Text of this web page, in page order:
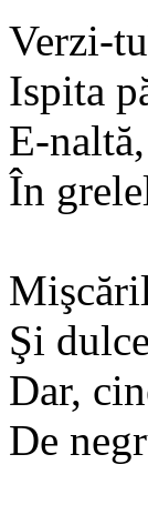
Verzi-
Ispita
E-
În
Şi
Dar,
De